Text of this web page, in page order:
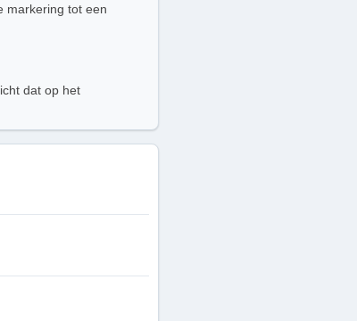
markering tot een
dat op het